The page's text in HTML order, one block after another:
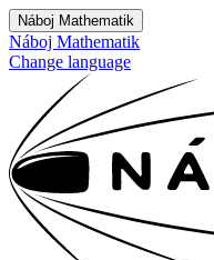
Náboj Mathematik
Náboj Mathematik
Change language